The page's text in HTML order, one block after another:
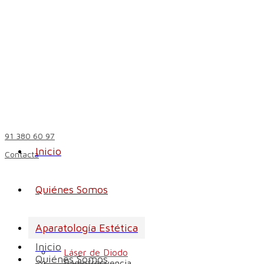
91 380 60 97
ContactaInicio
Quiénes Somos
Aparatología Estética
Láser de Diodo
Inicio
Quiénes Somos